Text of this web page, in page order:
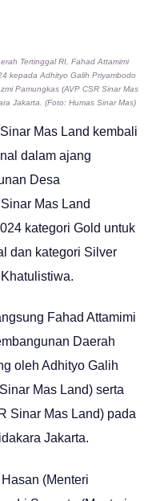
Tertinggal RI, Fahad Attamimi
kepada Adhityo Galih Priyambodo
Pamungkas (AVP CSR Sinar Mas
Jakarta. (Foto: Humas Sinar Mas)
Mas Land kembali
dalam ajang
Desa
Mas Land
kategori Gold untuk
dan kategori Silver
Fahad Attamimi
Daerah
oleh Adhityo Galih
Mas Land) serta
Sinar Mas Land) pada
Jakarta.
(Menteri